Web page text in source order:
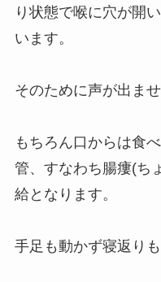
り状態で喉に穴が開
います。
そのために声が出ませ
もちろん口からは食
管、すなわち腸瘻(ち
給となります。
手足も動かず寝返り